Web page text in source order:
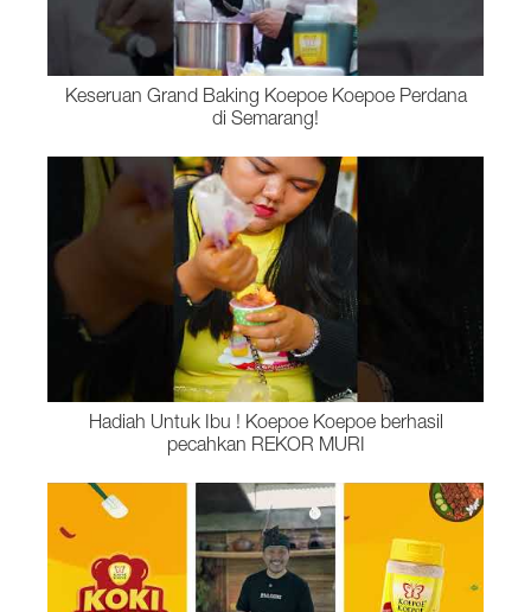
Keseruan Grand Baking Koepoe Koepoe Perdana
di Semarang!
Hadiah Untuk Ibu ! Koepoe Koepoe berhasil
pecahkan REKOR MURI